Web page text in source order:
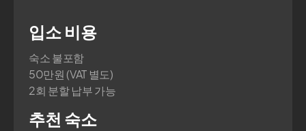
입소 비용
숙소 불포함
50만원 (VAT 별도)
2회 분할 납부 가능
추천 숙소